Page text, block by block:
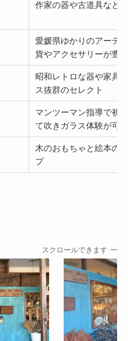
作家の器や古道具など
愛媛県ゆかりのアーテ
貨やアクセサリーが豊
昭和レトロな器や家具
ス抜群のセレクト
マンツーマン指導で初
て吹きガラス体験が可
木のおもちゃと絵本の
プ
スクロールできます